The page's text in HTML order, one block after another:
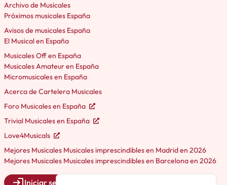
Archivo de Musicales
Próximos musicales España
Avisos de musicales España
El Musical en España
Musicales Off en España
Musicales Amateur en España
Micromusicales en España
Acerca de Cartelera Musicales
Foro Musicales en España
Trivial Musicales en España
Love4Musicals
Mejores Musicales Musicales imprescindibles en Madrid en 2026
Mejores Musicales Musicales imprescindibles en Barcelona en 2026
Iniciar sesión